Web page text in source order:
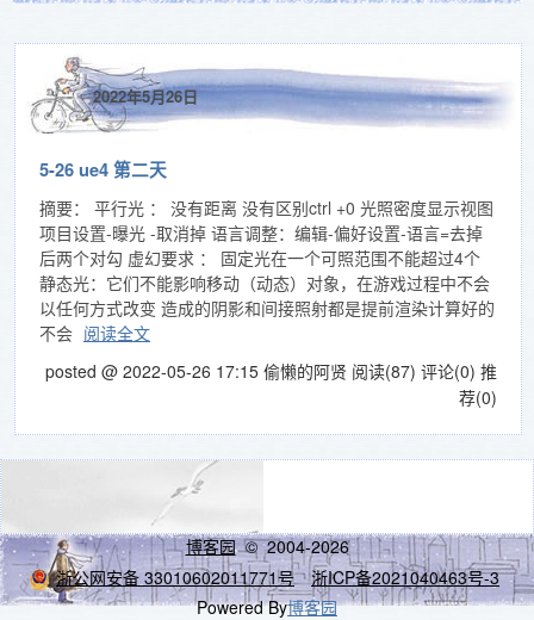
2022年5月26日
5-26 ue4 第二天
摘要： 平行光 ： 没有距离 没有区别ctrl +0 光照密度显示视图
项目设置-曝光 -取消掉 语言调整：编辑-偏好设置-语言=去掉
后两个对勾 虚幻要求 ： 固定光在一个可照范围不能超过4个
静态光：它们不能影响移动（动态）对象，在游戏过程中不会
以任何方式改变 造成的阴影和间接照射都是提前渲染计算好的
不会 阅读全文
posted @ 2022-05-26 17:15 偷懒的阿贤 阅读(87) 评论(0) 推
荐(0)
博客园© 2004-2026
浙公网安备 33010602011771号
浙ICP备2021040463号-3
Powered By博客园